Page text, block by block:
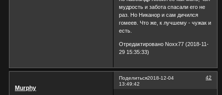
мудрость и забота спасали его не
раз. Но Никанор и сам дичился
гомеев. Что же, к лучшему - чужак и
есть.
Отредактировано Noxx77 (2018-11-
29 15:35:33)
Поделиться 42
2018-12-04
13:49:42
Murphy